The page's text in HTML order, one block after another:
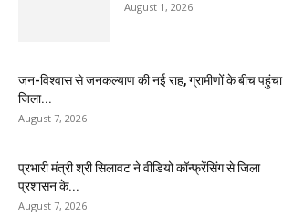
August 1, 2026
जन-विश्वास से जनकल्याण की नई राह, ग्रामीणों के बीच पहुंचा
जिला...
August 7, 2026
प्रभारी मंत्री श्री सिलावट ने वीडियो कॉन्फ्रेंसिंग से जिला
प्रशासन के...
August 7, 2026